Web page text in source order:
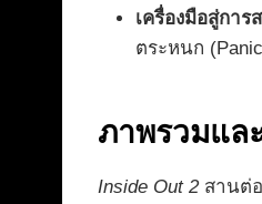
เครื่องมือสู่กา
ตระหนก
ภาพรวมแล
Inside Out 2สานต่อ